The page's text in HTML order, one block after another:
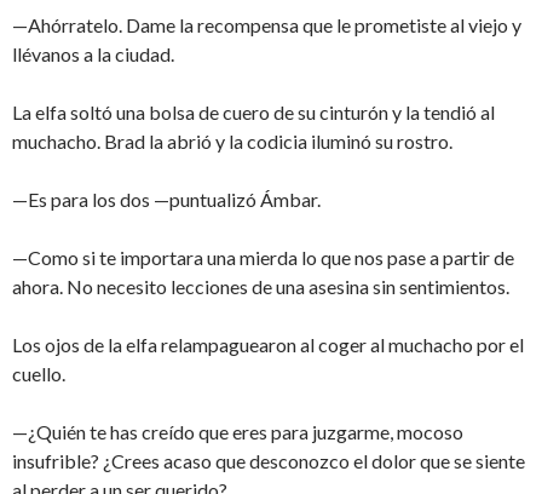
—Ahórratelo. Dame la recompensa que le prometiste al viejo y
llévanos a la ciudad.
La elfa soltó una bolsa de cuero de su cinturón y la tendió al
muchacho. Brad la abrió y la codicia iluminó su rostro.
—Es para los dos —puntualizó Ámbar.
—Como si te importara una mierda lo que nos pase a partir de
ahora. No necesito lecciones de una asesina sin sentimientos.
Los ojos de la elfa relampaguearon al coger al muchacho por el
cuello.
—¿Quién te has creído que eres para juzgarme, mocoso
insufrible? ¿Crees acaso que desconozco el dolor que se siente